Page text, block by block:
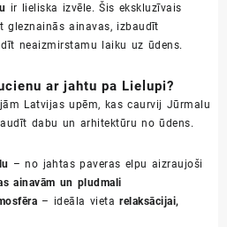
ir lieliska izvēle. Šis ekskluzīvais
ainavas, izbaudīt
neaizmirstamu laiku uz ūdens.
ar jahtu pa Lielupi?
Latvijas upēm, kas caurvij Jūrmalu
dabu un arhitektūru no ūdens.
– no jahtas paveras elpu aizraujoši
ainavām un pludmali
– ideāla vietarelaksācijai,